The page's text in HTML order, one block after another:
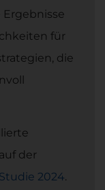
für
die
der
2024.